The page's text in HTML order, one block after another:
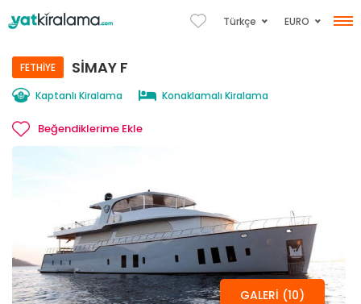
Türkçe EURO
FETHIYE SIMAY F
Kaptanlı Kiralama Konaklamalı Kiralama
Beğendiklerime Ekle
GALERI (10)